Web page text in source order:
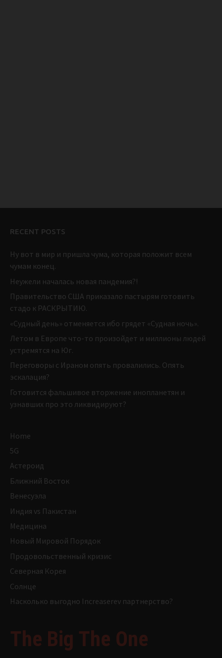
RECENT POSTS
Ну вот в мир и пришла чума, которая положит всем
чумам конец.
Неужели началась новая пандемия?!
Правительство США приказало пастырям готовить
стадо к РАСКРЫТИЮ.
«Судный день» отменяется ибо грядет «Судная ночь».
Летом в Европе что-то произойдет и миллионы людей
устремятся на Юг.
Переговоры с Ираном опять провалились. Опять
эскалация?
Готовится фальшивое вторжение инопланетян и
узнавших про это ликвидируют?
Home
5G
Астероид
Ближний Восток
Венесуэла
Индия vs Пакистан
Медицина
Новый Мировой Порядок
Продовольственный кризис
Северная Корея
Солнце
Насколько выгодно Increaserev партнерство?
The Big The One